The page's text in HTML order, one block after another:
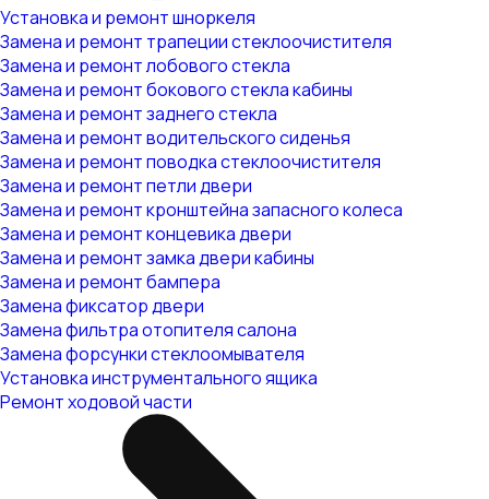
Установка и ремонт шноркеля
Замена и ремонт трапеции стеклоочистителя
Замена и ремонт лобового стекла
Замена и ремонт бокового стекла кабины
Замена и ремонт заднего стекла
Замена и ремонт водительского сиденья
Замена и ремонт поводка стеклоочистителя
Замена и ремонт петли двери
Замена и ремонт кронштейна запасного колеса
Замена и ремонт концевика двери
Замена и ремонт замка двери кабины
Замена и ремонт бампера
Замена фиксатор двери
Замена фильтра отопителя салона
Замена форсунки стеклоомывателя
Установка инструментального ящика
Ремонт ходовой части